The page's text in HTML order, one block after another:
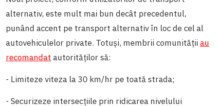
alternativ, este mult mai bun decât precedentul,
punând accent pe transport alternativ în loc de cel al
autovehiculelor private. Totuși, membrii comunitățiiau
recomandat autorităților să:
- Limiteze viteza la 30 km/hr pe toată strada;
- Securizeze intersecțiile prin ridicarea nivelului